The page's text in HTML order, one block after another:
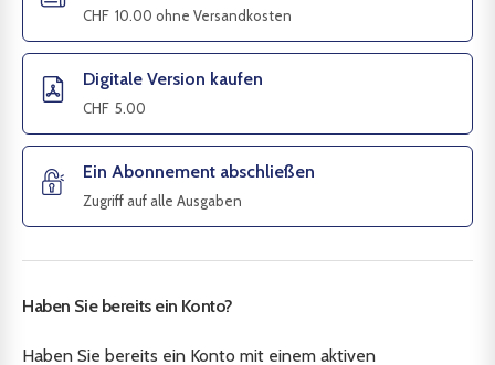
CHF 10.00 ohne Versandkosten
Digitale Version kaufen
CHF 5.00
Ein Abonnement abschließen
Zugriff auf alle Ausgaben
Haben Sie bereits ein Konto?
Haben Sie bereits ein Konto mit einem aktiven